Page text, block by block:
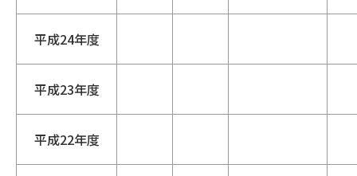
平成24年度
平成23年度
平成22年度